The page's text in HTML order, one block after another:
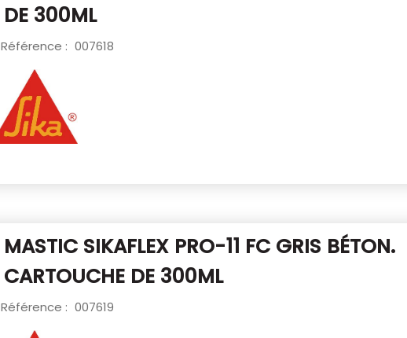
DE 300ML
Référence : 007618
MASTIC SIKAFLEX PRO-11 FC GRIS BÉTON.
CARTOUCHE DE 300ML
Référence : 007619